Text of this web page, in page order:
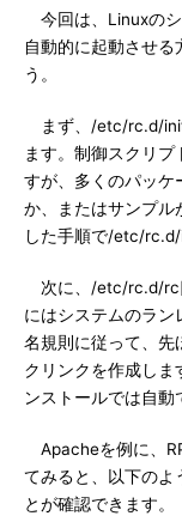
今回は、Linuxの
自動的に起動させ
う。
まず、/etc/rc.d/
ます。制御スクリ
すが、多くのパッケ
か、またはサンプル
した手順で/etc/
次に、/etc/rc.d/
にはシステムのラ
名規則に従って、先
クリンクを作成しま
ンストールでは自動
Apacheを例に、
てみると、以下のよ
とが確認できます。